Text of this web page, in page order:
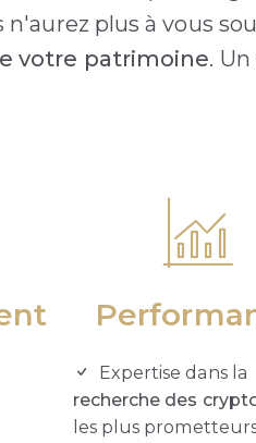
n'aurez plus à vous
votre patrimoine.
Expertise dans la
recherche des
les plus